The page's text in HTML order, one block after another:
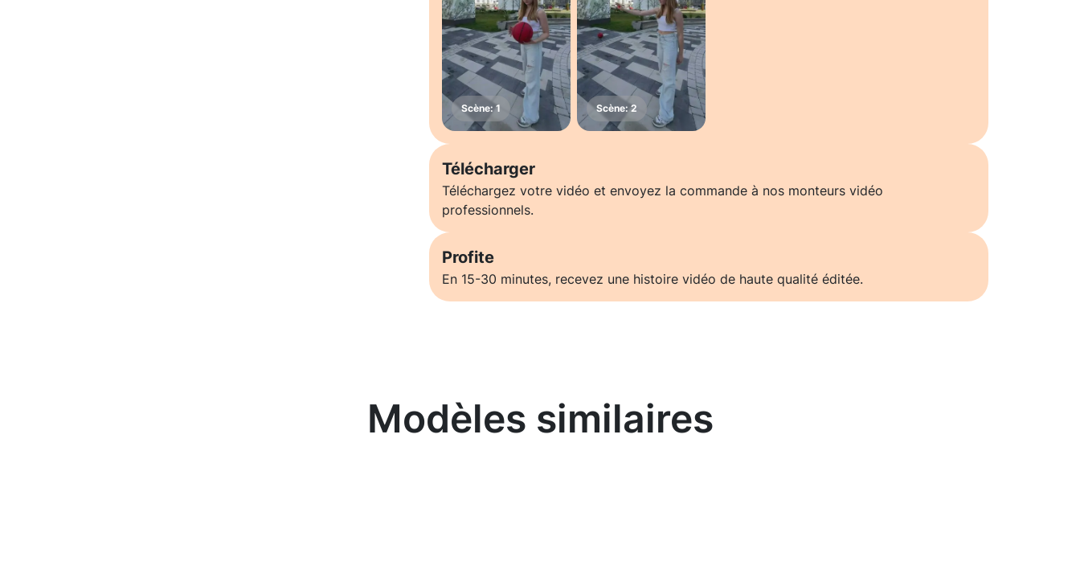
Télécharger
Téléchargez votre vidéo et envoyez la commande à nos monteurs vidéo
professionnels.
Profite
En 15-30 minutes, recevez une histoire vidéo de haute qualité éditée.
Modèles similaires